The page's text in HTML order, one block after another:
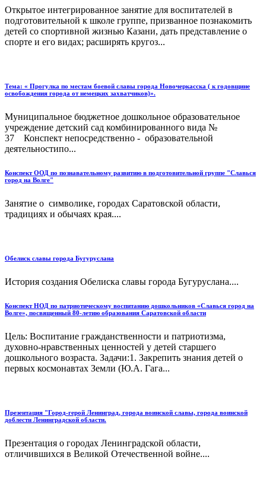
Открытое интегрированное занятие для воспитателей в
подготовительной к школе группе, призванное познакомить
детей со спортивной жизнью Казани, дать представление о
спорте и его видах; расширять кругоз...
Тема: « Прогулка по местам боевой славы города Новочеркасска ( к годовщине
освобождения города от немецких захватчиков)».
Муниципальное бюджетное дошкольное образовательное
учреждение детский сад комбинированного вида №
37 Конспект непосредственно - образовательной
деятельностипо...
Конспект ООД по познавательному развитию в подготовительной группе "Славься
город на Волге"
Занятие о символике, городах Саратовской области,
традициях и обычаях края....
Обелиск славы города Бугуруслана
История создания Обелиска славы города Бугуруслана....
Конспект НОД по патриотическому воспитанию дошкольников «Славься город на
Волге», посвященный 80-летию образования Саратовской области
Цель: Воспитание гражданственности и патриотизма,
духовно-нравственных ценностей у детей старшего
дошкольного возраста. Задачи:1. Закрепить знания детей о
первых космонавтах Земли (Ю.А. Гага...
Презентация "Город-герой Ленинград, города воинской славы, города воинской
доблести Ленинградской области.
Презентация о городах Ленинградской области,
отличившихся в Великой Отечественной войне....